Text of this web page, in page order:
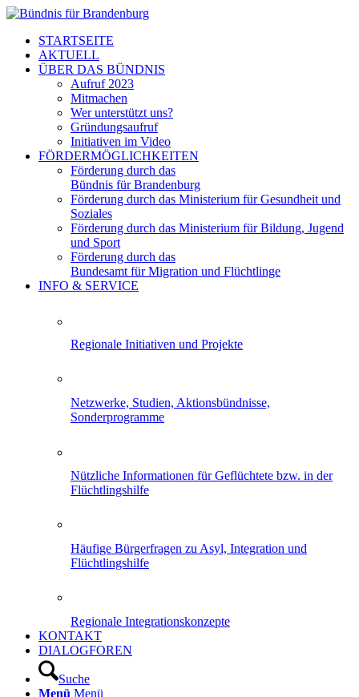
STARTSEITE
AKTUELL
ÜBER DAS BÜNDNIS
Aufruf 2023
Mitmachen
Wer unterstützt uns?
Gründungsaufruf
Initiativen im Video
FÖRDERMÖGLICHKEITEN
Förderung durch das
Bündnis für Brandenburg
Förderung durch das Ministerium für Gesundheit und
Soziales
Förderung durch das Ministerium für Bildung, Jugend
und Sport
Förderung durch das
Bundesamt für Migration und Flüchtlinge
INFO & SERVICE
Regionale Initiativen und Projekte
Netzwerke, Studien, Aktionsbündnisse,
Sonderprogramme
Nützliche Informationen für Geflüchtete bzw. in der
Flüchtlingshilfe
Häufige Bürgerfragen zu Asyl, Integration und
Flüchtlingshilfe
Regionale Integrationskonzepte
KONTAKT
DIALOGFOREN
Suche
Menü Menü